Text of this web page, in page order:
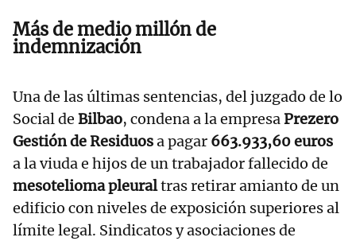
Más de medio millón de
indemnización
Una de las últimas sentencias, del juzgado de lo
Social de Bilbao, condena a la empresaPrezero
Gestión de Residuosa pagar 663.933,60 euros
a la viuda e hijos de un trabajador fallecido de
mesotelioma pleuraltras retirar amianto de un
edificio con niveles de exposición superiores al
límite legal. Sindicatos y asociaciones de